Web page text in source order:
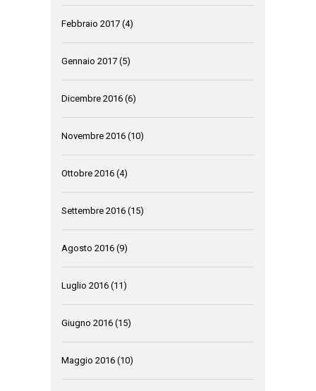
Febbraio 2017 (4)
Gennaio 2017 (5)
Dicembre 2016 (6)
Novembre 2016 (10)
Ottobre 2016 (4)
Settembre 2016 (15)
Agosto 2016 (9)
Luglio 2016 (11)
Giugno 2016 (15)
Maggio 2016 (10)